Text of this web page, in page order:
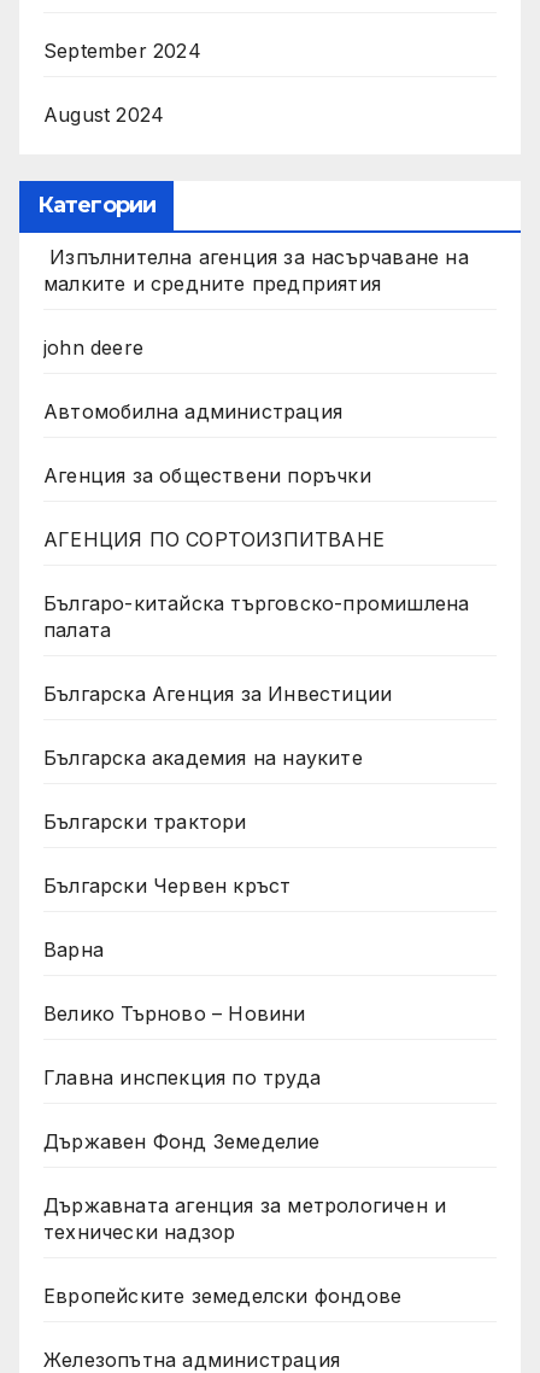
September 2024
August 2024
Категории
Изпълнителна агенция за насърчаване на
малките и средните предприятия
john deere
Автомобилна администрация
Агенция за обществени поръчки
АГЕНЦИЯ ПО СОРТОИЗПИТВАНЕ
Българо-китайска търговско-промишлена
палата
Българска Агенция за Инвестиции
Българска академия на науките
Български трактори
Български Червен кръст
Варна
Велико Търново – Новини
Главна инспекция по труда
Държавен Фонд Земеделие
Държавната агенция за метрологичен и
технически надзор
Европейските земеделски фондове
Железопътна администрация